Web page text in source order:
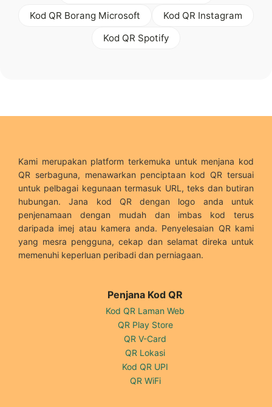
Kod QR Borang Microsoft
Kod QR Instagram
Kod QR Spotify
Kami merupakan platform terkemuka untuk menjana kod
QR serbaguna, menawarkan penciptaan kod QR tersuai
untuk pelbagai kegunaan termasuk URL, teks dan butiran
hubungan. Jana kod QR dengan logo anda untuk
penjenamaan dengan mudah dan imbas kod terus
daripada imej atau kamera anda. Penyelesaian QR kami
yang mesra pengguna, cekap dan selamat direka untuk
memenuhi keperluan peribadi dan perniagaan.
Penjana Kod QR
Kod QR Laman Web
QR Play Store
QR V-Card
QR Lokasi
Kod QR UPI
QR WiFi